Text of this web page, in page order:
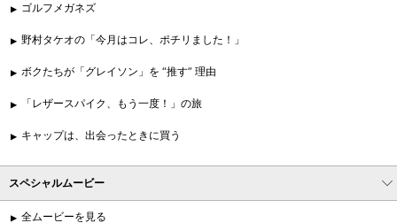
ゴルフメガネズ
野村タケオの「今月はコレ、ポチリました！」
ボクたちが「グレイソン」を “推す” 理由
「レザースパイク、もう一度！」の旅
キャップは、出会ったときに買う
スペシャルムービー
全ムービーを見る